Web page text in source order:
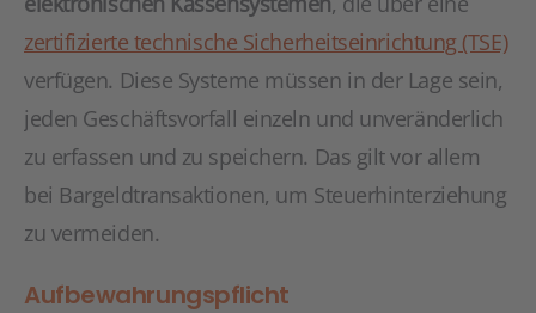
zertifizierte technische Sicherheitseinrichtung (TSE)
verfügen. Diese Systeme müssen in der Lage sein,
jeden Geschäftsvorfall einzeln und unveränderlich
zu erfassen und zu speichern. Das gilt vor allem
bei Bargeldtransaktionen, um Steuerhinterziehung
zu vermeiden.
Aufbewahrungspflicht